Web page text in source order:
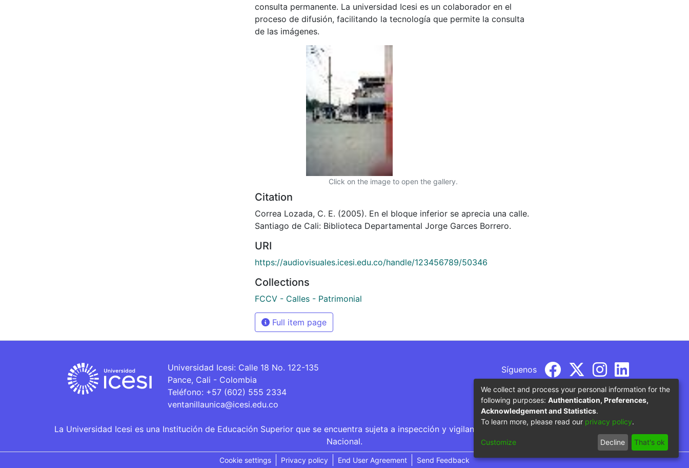
consulta permanente. La universidad Icesi es un colaborador en el
proceso de difusión, facilitando la tecnología que permite la consulta
de las imágenes.
Click on the image to open the gallery.
Citation
Correa Lozada, C. E. (2005). En el bloque inferior se aprecia una calle.
Santiago de Cali: Biblioteca Departamental Jorge Garces Borrero.
URI
https://audiovisuales.icesi.edu.co/handle/123456789/50346
Collections
FCCV - Calles - Patrimonial
Full item page
Universidad Icesi: Calle 18 No. 122-135
Pance, Cali - Colombia
Teléfono: +57 (602) 555 2334
ventanillaunica@icesi.edu.co
Síguenos
La Universidad Icesi es una Institución de Educación Superior que se encuentra sujeta a inspección y vigilancia por parte del Ministerio de Educación
Nacional.
Cookie settings Privacy policy End User Agreement Send Feedback
We collect and process your personal information for the
following purposes: Authentication, Preferences,
Acknowledgement and Statistics.
To learn more, please read our privacy policy.
Customize Decline That's ok